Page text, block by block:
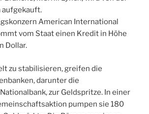
aufgekauft.
American International
vom Staat einen Kredit in Höhe
Dollar.
zu stabilisieren, greifen die
darunter die
zur Geldspritze. In einer
pumpen sie 180